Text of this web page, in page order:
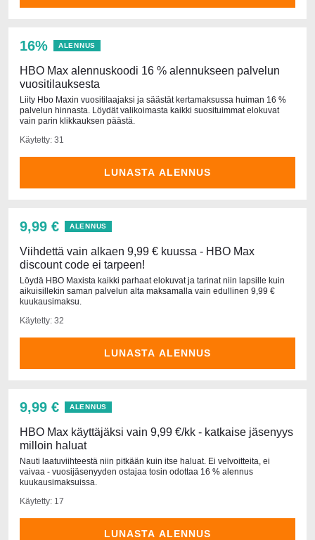
16% ALENNUS
HBO Max alennuskoodi 16 % alennukseen palvelun
vuositilauksesta
Liity Hbo Maxin vuositilaajaksi ja säästät kertamaksussa huiman 16 %
palvelun hinnasta. Löydät valikoimasta kaikki suosituimmat elokuvat
vain parin klikkauksen päästä.
Käytetty: 31
LUNASTA ALENNUS
9,99 € ALENNUS
Viihdettä vain alkaen 9,99 € kuussa - HBO Max
discount code ei tarpeen!
Löydä HBO Maxista kaikki parhaat elokuvat ja tarinat niin lapsille kuin
aikuisillekin saman palvelun alta maksamalla vain edullinen 9,99 €
kuukausimaksu.
Käytetty: 32
LUNASTA ALENNUS
9,99 € ALENNUS
HBO Max käyttäjäksi vain 9,99 €/kk - katkaise jäsenyys
milloin haluat
Nauti laatuviihteestä niin pitkään kuin itse haluat. Ei velvoitteita, ei
vaivaa - vuosijäsenyyden ostajaa tosin odottaa 16 % alennus
kuukausimaksuissa.
Käytetty: 17
LUNASTA ALENNUS